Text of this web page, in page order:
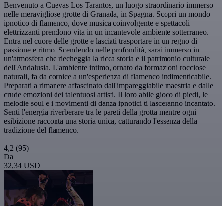
Benvenuto a Cuevas Los Tarantos, un luogo straordinario immerso
nelle meravigliose grotte di Granada, in Spagna. Scopri un mondo
ipnotico di flamenco, dove musica coinvolgente e spettacoli
elettrizzanti prendono vita in un incantevole ambiente sotterraneo.
Entra nel cuore delle grotte e lasciati trasportare in un regno di
passione e ritmo. Scendendo nelle profondità, sarai immerso in
un'atmosfera che riecheggia la ricca storia e il patrimonio culturale
dell'Andalusia. L'ambiente intimo, ornato da formazioni rocciose
naturali, fa da cornice a un'esperienza di flamenco indimenticabile.
Preparati a rimanere affascinato dall'impareggiabile maestria e dalle
crude emozioni dei talentuosi artisti. Il loro abile gioco di piedi, le
melodie soul e i movimenti di danza ipnotici ti lasceranno incantato.
Senti l'energia riverberare tra le pareti della grotta mentre ogni
esibizione racconta una storia unica, catturando l'essenza della
tradizione del flamenco.
4,2 (95)
Da
32,34 USD